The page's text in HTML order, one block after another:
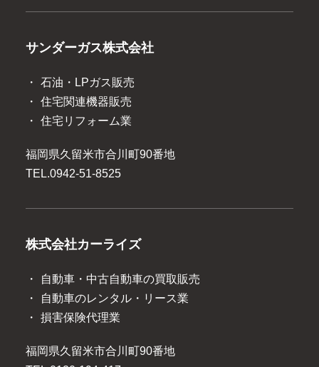
サンダーガス株式会社
石油・LPガス販売
住宅関連機器販売
住宅リフォーム業
福岡県久留米市合川町90番地
TEL.0942-51-8525
株式会社カーライズ
自動車・中古自動車の買取販売
自動車のレンタル・リース業
損害保険代理業
福岡県久留米市合川町90番地